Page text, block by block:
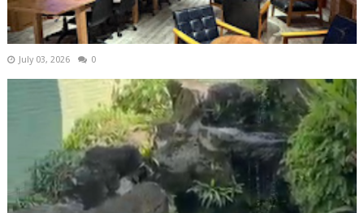
July 03, 2026 0